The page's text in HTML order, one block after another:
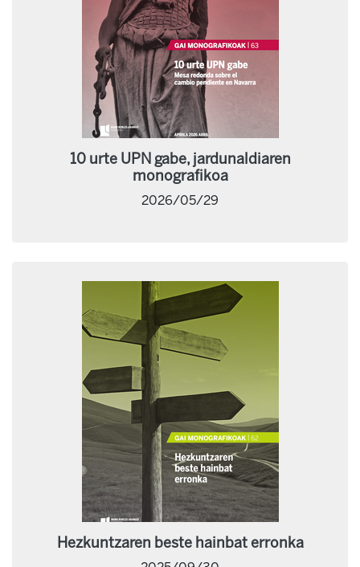
10 urte UPN gabe, jardunaldiaren
monografikoa
2026/05/29
Hezkuntzaren beste hainbat erronka